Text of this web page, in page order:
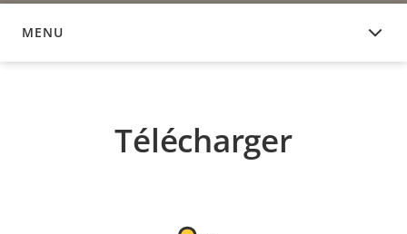
MENU
TÉLÉCHARGER
Télécharger